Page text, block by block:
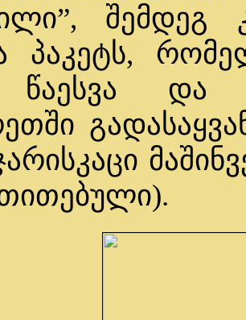
შემდეგ
პაკეტს,
წაესვა და